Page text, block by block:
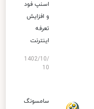
اسنپ‌ فود
و افزایش
تعرفه
اینترنت
1402/10/
10
سامسونگ